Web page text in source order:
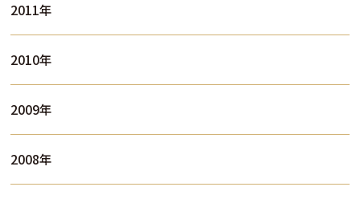
2011年
2010年
2009年
2008年